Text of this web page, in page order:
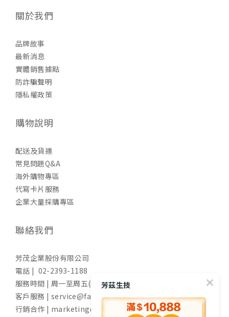
關於我們
品牌故事
最新消息
實體銷售據點
防詐騙聲明
隱私權政策
購物說明
配送及貨運
常見問題Q&A
海外購物專區
代寫卡片服務
企業大量採購專區
聯絡我們
芳茂企業股份有限公司
電話 | 02-2393-1188
服務時間 | 周一至周五(國定假日除外) 9:00-17:30
客戶服務 | service@fangzih.com
行銷合作 | marketing@fangzih.com
芳茲生技